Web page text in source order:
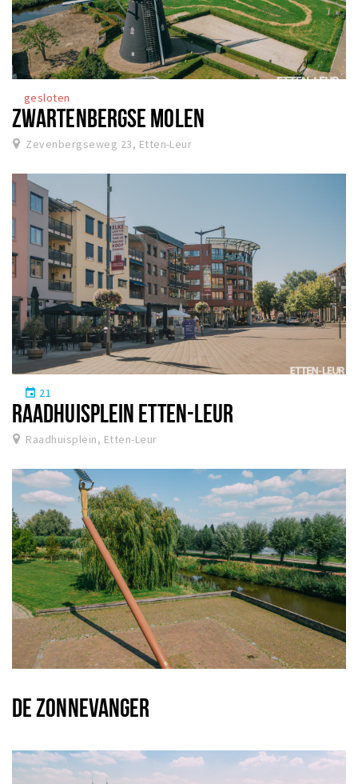
gesloten
ZWARTENBERGSE MOLEN
Zevenbergseweg 23, Etten-Leur
event 21
RAADHUISPLEIN ETTEN-LEUR
Raadhuisplein, Etten-Leur
DE ZONNEVANGER